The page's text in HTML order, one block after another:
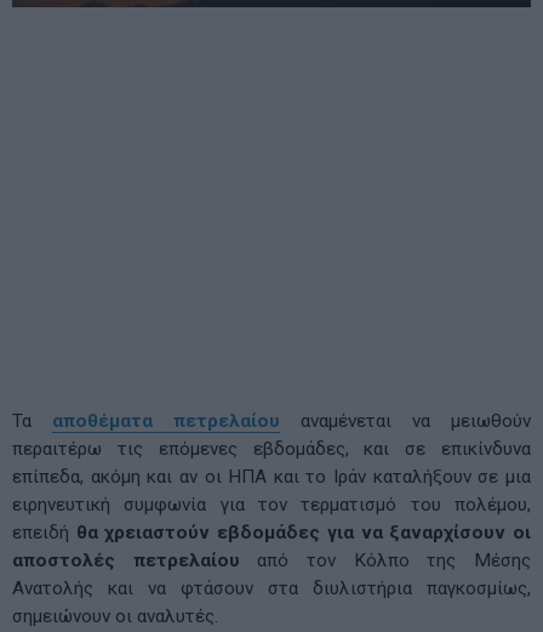
Τα αποθέματα πετρελαίου αναμένεται να μειωθούν
περαιτέρω τις επόμενες εβδομάδες, και σε επικίνδυνα
επίπεδα, ακόμη και αν οι ΗΠΑ και το Ιράν καταλήξουν σε μια
ειρηνευτική συμφωνία για τον τερματισμό του πολέμου,
επειδή θα χρειαστούν εβδομάδες για να ξαναρχίσουν οι
αποστολές πετρελαίου από τον Κόλπο της Μέσης
Ανατολής και να φτάσουν στα διυλιστήρια παγκοσμίως,
σημειώνουν οι αναλυτές.